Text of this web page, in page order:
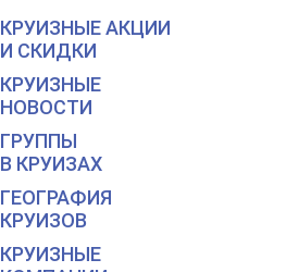
КРУИЗНЫЕ АКЦИИ
И СКИДКИ
КРУИЗНЫЕ
НОВОСТИ
ГРУППЫ
В КРУИЗАХ
ГЕОГРАФИЯ
КРУИЗОВ
КРУИЗНЫЕ